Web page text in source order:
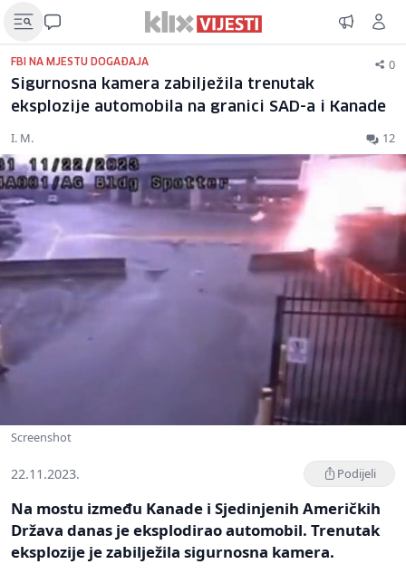
FBI NA MJESTU DOGAĐAJA 0
Sigurnosna kamera zabilježila trenutak
eksplozije automobila na granici SAD-a i Kanade
I. M. 12
Screenshot
22.11.2023. Podijeli
Na mostu između Kanade i Sjedinjenih Američkih
Država danas je eksplodirao automobil. Trenutak
eksplozije je zabilježila sigurnosna kamera.